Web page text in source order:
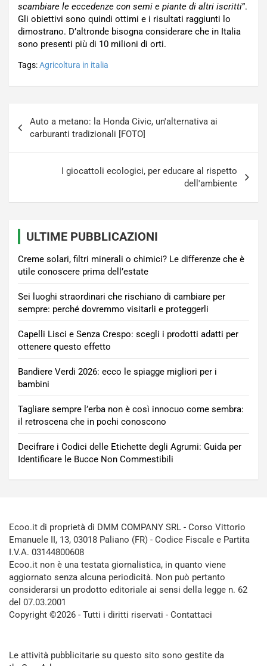
scambiare le eccedenze con semi e piante di altri iscritti”.
Gli obiettivi sono quindi ottimi e i risultati raggiunti lo
dimostrano. D’altronde bisogna considerare che in Italia
sono presenti più di 10 milioni di orti.
Tags:Agricoltura in italia
articoli
Auto a metano: la Honda Civic, un'alternativa ai
carburanti tradizionali [FOTO]
I giocattoli ecologici, per educare al rispetto
dell'ambiente
ULTIME PUBBLICAZIONI
Creme solari, filtri minerali o chimici? Le differenze che è
utile conoscere prima dell’estate
Sei luoghi straordinari che rischiano di cambiare per
sempre: perché dovremmo visitarli e proteggerli
Capelli Lisci e Senza Crespo: scegli i prodotti adatti per
ottenere questo effetto
Bandiere Verdi 2026: ecco le spiagge migliori per i
bambini
Tagliare sempre l’erba non è così innocuo come sembra:
il retroscena che in pochi conoscono
Decifrare i Codici delle Etichette degli Agrumi: Guida per
Identificare le Bucce Non Commestibili
Ecoo.it di proprietà di DMM COMPANY SRL - Corso Vittorio
Emanuele II, 13, 03018 Paliano (FR) - Codice Fiscale e Partita
I.V.A. 03144800608
Ecoo.it non è una testata giornalistica, in quanto viene
aggiornato senza alcuna periodicità. Non può pertanto
considerarsi un prodotto editoriale ai sensi della legge n. 62
del 07.03.2001
Copyright ©2026 - Tutti i diritti riservati - Contattaci
Le attività pubblicitarie su questo sito sono gestite da